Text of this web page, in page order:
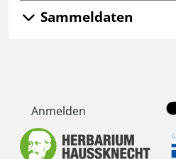
Sammeldaten
Anmelden